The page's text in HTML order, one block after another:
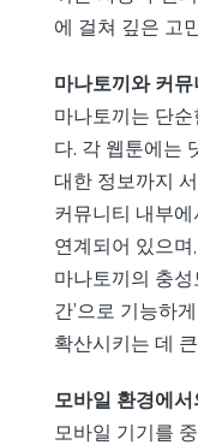
에 걸쳐 깊은 고
마나토끼와 커
마나토끼는 단
다. 각 웹툰에는
대한 정보까지
커뮤니티 내부
연계되어 있으
마나토끼의 충성
간’으로 기능하
확산시키는 데
모바일 환경에
모바일 기기를